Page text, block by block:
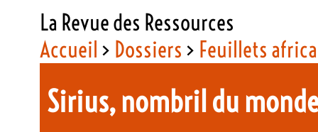
La Revue des Ressources
Accueil > Dossiers > Feuillets
Sirius, nombril du